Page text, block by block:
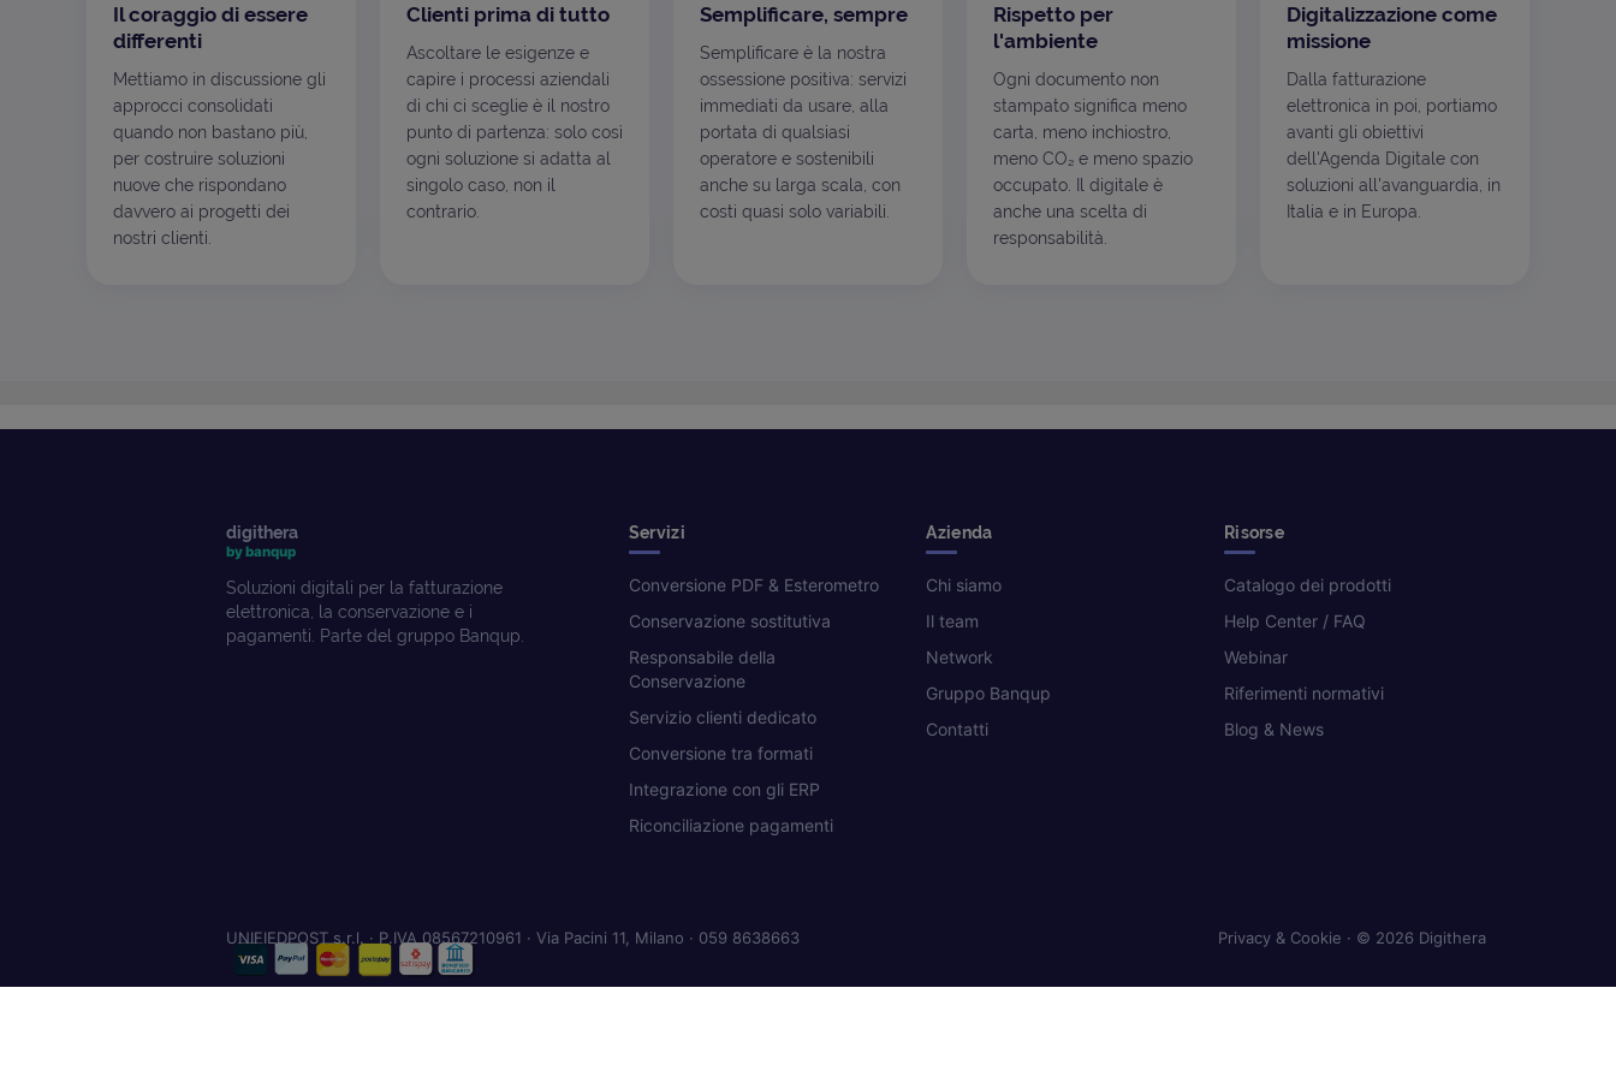
Il coraggio di essere
differenti
Mettiamo in discussione gli
approcci consolidati
quando non bastano più,
per costruire soluzioni
nuove che rispondano
davvero ai progetti dei
nostri clienti.
Clienti prima di tutto
Ascoltare le esigenze e
capire i processi aziendali
di chi ci sceglie è il nostro
punto di partenza: solo così
ogni soluzione si adatta al
singolo caso, non il
contrario.
Semplificare, sempre
Semplificare è la nostra
ossessione positiva: servizi
immediati da usare, alla
portata di qualsiasi
operatore e sostenibili
anche su larga scala, con
costi quasi solo variabili.
Rispetto per
l'ambiente
Ogni documento non
stampato significa meno
carta, meno inchiostro,
meno CO₂ e meno spazio
occupato. Il digitale è
anche una scelta di
responsabilità.
Digitalizzazione come
missione
Dalla fatturazione
elettronica in poi, portiamo
avanti gli obiettivi
dell'Agenda Digitale con
soluzioni all'avanguardia, in
Italia e in Europa.
digithera
by banqup
Soluzioni digitali per la fatturazione
elettronica, la conservazione e i
pagamenti. Parte del gruppo Banqup.
Servizi
Conversione PDF & Esterometro
Conservazione sostitutiva
Responsabile della
Conservazione
Servizio clienti dedicato
Conversione tra formati
Integrazione con gli ERP
Riconciliazione pagamenti
Azienda
Chi siamo
Il team
Network
Gruppo Banqup
Contatti
Risorse
Catalogo dei prodotti
Help Center / FAQ
Webinar
Riferimenti normativi
Blog & News
UNIFIEDPOST s.r.l. · P.IVA 08567210961 · Via Pacini 11, Milano · 059 8638663 Privacy & Cookie · © 2026 Digithera